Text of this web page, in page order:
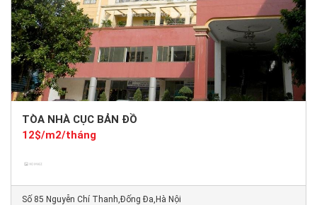
TÒA NHÀ CỤC BẢN ĐỒ
12$/m2/tháng
Số 85 Nguyễn Chí Thanh,Đống Đa,Hà Nội